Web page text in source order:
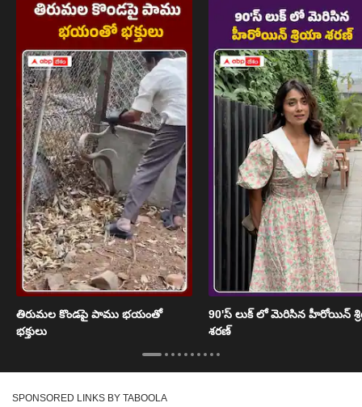
తిరుమల కొండపై పాము భయంతో
భక్తులు
90'స్ లుక్ లో మెరిసిన హీరోయిన్
శరణ్
SPONSORED LINKS BY TABOOLA